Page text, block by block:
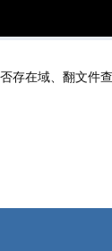
存在域、翻文件